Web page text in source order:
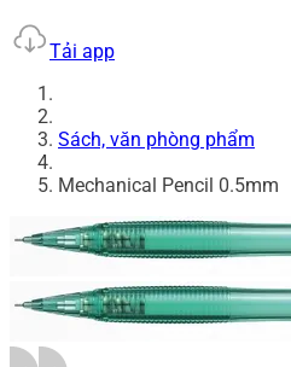
Tải app
Sách, văn phòng phẩm
Mechanical Pencil 0.5mm